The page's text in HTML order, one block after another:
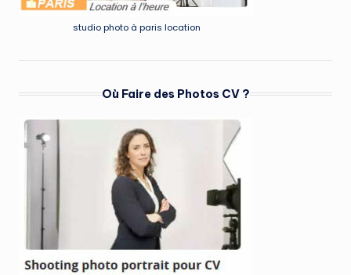
studio photo à paris location
Où Faire des Photos CV ?